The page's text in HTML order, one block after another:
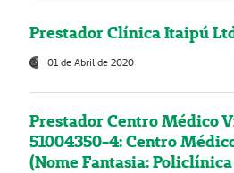
Prestador Clínica Itaipú
01 de Abril de 2020
Prestador Centro Médico
51004350-4: Centro
(Nome Fantasia: